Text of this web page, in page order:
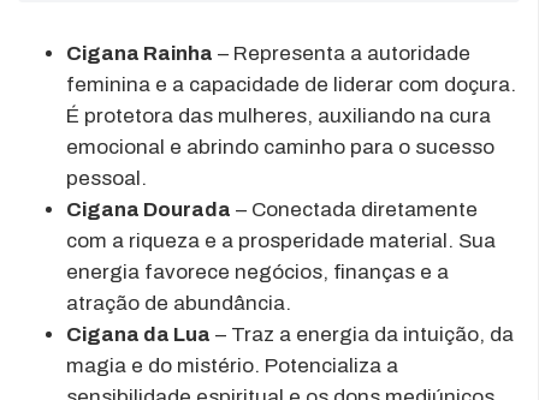
Cigana Rainha – Representa a autoridade
feminina e a capacidade de liderar com doçura.
É protetora das mulheres, auxiliando na cura
emocional e abrindo caminho para o sucesso
pessoal.
Cigana Dourada – Conectada diretamente
com a riqueza e a prosperidade material. Sua
energia favorece negócios, finanças e a
atração de abundância.
Cigana da Lua – Traz a energia da intuição, da
magia e do mistério. Potencializa a